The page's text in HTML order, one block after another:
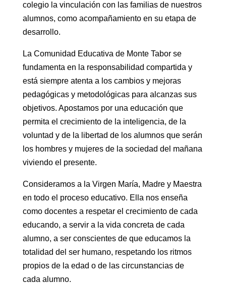
colegio la vinculación con las familias de nuestros
alumnos, como acompañamiento en su etapa de
desarrollo.
La Comunidad Educativa de Monte Tabor se
fundamenta en la responsabilidad compartida y
está siempre atenta a los cambios y mejoras
pedagógicas y metodológicas para alcanzas sus
objetivos. Apostamos por una educación que
permita el crecimiento de la inteligencia, de la
voluntad y de la libertad de los alumnos que serán
los hombres y mujeres de la sociedad del mañana
viviendo el presente.
Consideramos a la Virgen María, Madre y Maestra
en todo el proceso educativo. Ella nos enseña
como docentes a respetar el crecimiento de cada
educando, a servir a la vida concreta de cada
alumno, a ser conscientes de que educamos la
totalidad del ser humano, respetando los ritmos
propios de la edad o de las circunstancias de
cada alumno.